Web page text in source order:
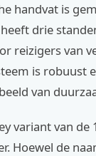
handvat is
drie
reizigers van
is robuust
van
variant van de
Hoewel de